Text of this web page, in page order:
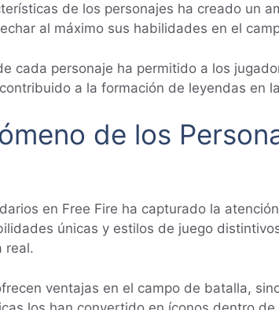
de los personajes ha creado un
al máximo sus habilidades en el
cada personaje ha permitido a los
a la formación de leyendas en
de los
en Free Fire ha capturado la
únicas y estilos de juego
real.
ventajas en el campo de batalla,